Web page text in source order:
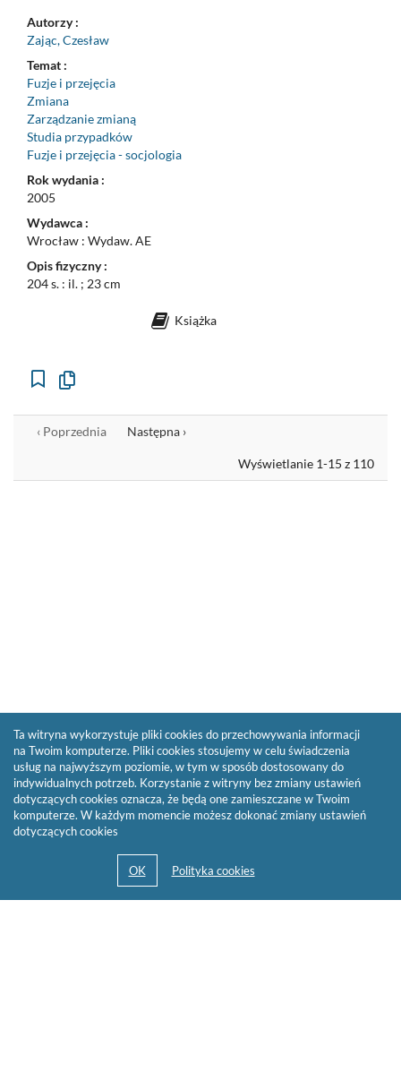
Autorzy :
Zając, Czesław
Temat :
Fuzje i przejęcia
Zmiana
Zarządzanie zmianą
Studia przypadków
Fuzje i przejęcia - socjologia
Rok wydania :
2005
Wydawca :
Wrocław : Wydaw. AE
Opis fizyczny :
204 s. : il. ; 23 cm
Książka
Kopiuj
do
schowka
‹ Poprzednia Następna ›
Wyświetlanie 1-15 z 110
Ta witryna wykorzystuje pliki cookies do przechowywania informacji
na Twoim komputerze. Pliki cookies stosujemy w celu świadczenia
usług na najwyższym poziomie, w tym w sposób dostosowany do
indywidualnych potrzeb. Korzystanie z witryny bez zmiany ustawień
dotyczących cookies oznacza, że będą one zamieszczane w Twoim
komputerze. W każdym momencie możesz dokonać zmiany ustawień
dotyczących cookies